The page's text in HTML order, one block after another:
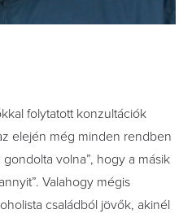
folytatott konzultációk
elején még minden rendben
volna”, hogy a másik
Valahogy mégis
családból jövők, akinél